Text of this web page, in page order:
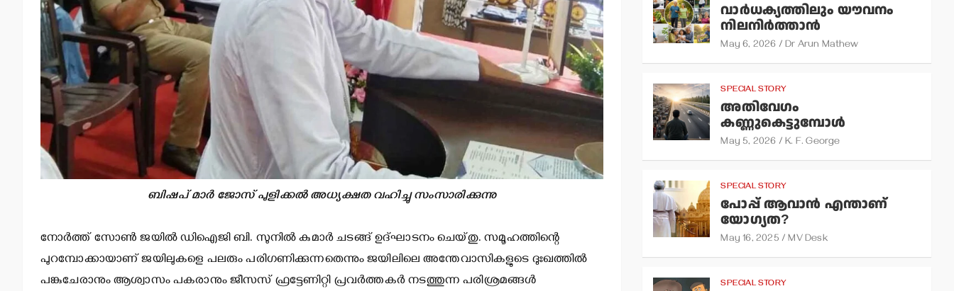
ബിഷപ് മാര്‍ ജോസ് പുളിക്കല്‍ അധ്യക്ഷത വഹിച്ചു സംസാരിക്കുന്നു
നോര്‍ത്ത് സോണ്‍ ജയില്‍ ഡിഐജി ബി. സുനില്‍ കുമാര്‍ ചടങ്ങ് ഉദ്ഘാടനം ചെയ്തു. സമൂഹത്തിന്റെ
പുറമ്പോക്കായാണ് ജയിലുകളെ പലരും പരിഗണിക്കുന്നതെന്നും ജയിലിലെ അന്തേവാസികളുടെ ദുഃഖത്തില്‍
പങ്കുചേരാനും ആശ്വാസം പകരാനും ജീസസ് ഫ്രട്ടേണിറ്റി പ്രവര്‍ത്തകര്‍ നടത്തുന്ന പരിശ്രമങ്ങള്‍
വാര്‍ധക്യത്തിലും യൗവനം
നിലനിര്‍ത്താന്‍
May 6, 2026 Dr Arun Mathew
SPECIAL STORY
അതിവേഗം
കണ്ണുകെട്ടുമ്പോള്‍
May 5, 2026 K. F. George
SPECIAL STORY
പോപ്പ് ആവാന്‍ എന്താണ്
യോഗ്യത?
May 16, 2025 MV Desk
SPECIAL STORY